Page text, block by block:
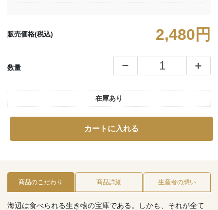
販売価格(税込) 2,480円
数量
在庫あり
カートに入れる
商品のこだわり 商品詳細 生産者の想い
海辺は食べられる生き物の宝庫である。しかも、それが全て